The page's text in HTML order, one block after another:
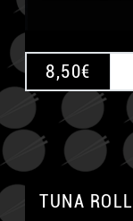
8,50€
TUNA ROLL